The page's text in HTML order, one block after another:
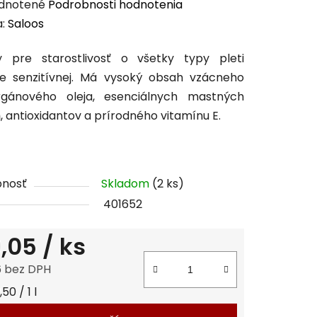
Podrobnosti hodnotenia
Saloos
pre starostlivosť o všetky typy pleti
senzitívnej. Má vysoký obsah vzácneho
oleja, esenciálnych mastných
antioxidantov a prírodného vitamínu E.
Skladom (2 ks)
401652
/ ks
DPH
cena:
/ 1 l